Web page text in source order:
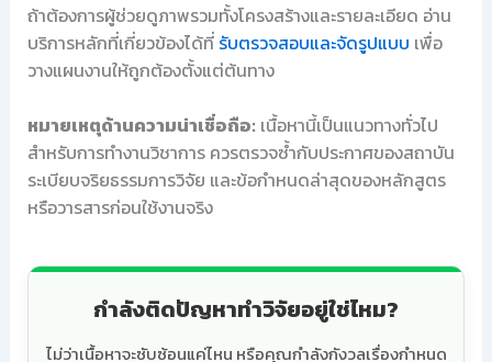
ถ้าต้องการผู้ช่วยดูภาพรวมทั้งโครงสร้างและรายละเอียด อ่าน
บริการหลักที่เกี่ยวข้องได้ที่ รับตรวจสอบและจัดรูปแบบ เพื่อ
วางแผนงานให้ถูกต้องตั้งแต่ต้นทาง
หมายเหตุด้านความน่าเชื่อถือ: เนื้อหานี้เป็นแนวทางทั่วไป
สำหรับการทำงานวิชาการ ควรตรวจซ้ำกับประกาศของสถาบัน
ระเบียบจริยธรรมการวิจัย และข้อกำหนดล่าสุดของหลักสูตร
หรือวารสารก่อนใช้งานจริง
กำลังติดปัญหาทำวิจัยอยู่ใช่ไหม?
ไม่ว่าเนื้อหาจะซับซ้อนแค่ไหน หรือคุณกำลังกังวลเรื่องกำหนด